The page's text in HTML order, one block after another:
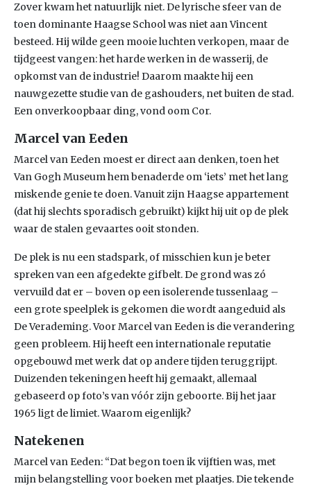
Zover kwam het natuurlijk niet. De lyrische sfeer van de
toen dominante Haagse School was niet aan Vincent
besteed. Hij wilde geen mooie luchten verkopen, maar de
tijdgeest vangen: het harde werken in de wasserij, de
opkomst van de industrie! Daarom maakte hij een
nauwgezette studie van de gashouders, net buiten de stad.
Een onverkoopbaar ding, vond oom Cor.
Marcel van Eeden
Marcel van Eeden moest er direct aan denken, toen het
Van Gogh Museum hem benaderde om ‘iets’ met het lang
miskende genie te doen. Vanuit zijn Haagse appartement
(dat hij slechts sporadisch gebruikt) kijkt hij uit op de plek
waar de stalen gevaartes ooit stonden.
De plek is nu een stadspark, of misschien kun je beter
spreken van een afgedekte gifbelt. De grond was zó
vervuild dat er – boven op een isolerende tussenlaag –
een grote speelplek is gekomen die wordt aangeduid als
De Verademing. Voor Marcel van Eeden is die verandering
geen probleem. Hij heeft een internationale reputatie
opgebouwd met werk dat op andere tijden teruggrijpt.
Duizenden tekeningen heeft hij gemaakt, allemaal
gebaseerd op foto’s van vóór zijn geboorte. Bij het jaar
1965 ligt de limiet. Waarom eigenlijk?
Natekenen
Marcel van Eeden: “Dat begon toen ik vijftien was, met
mijn belangstelling voor boeken met plaatjes. Die tekende